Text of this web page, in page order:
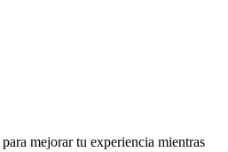
mejorar tu experiencia mientras